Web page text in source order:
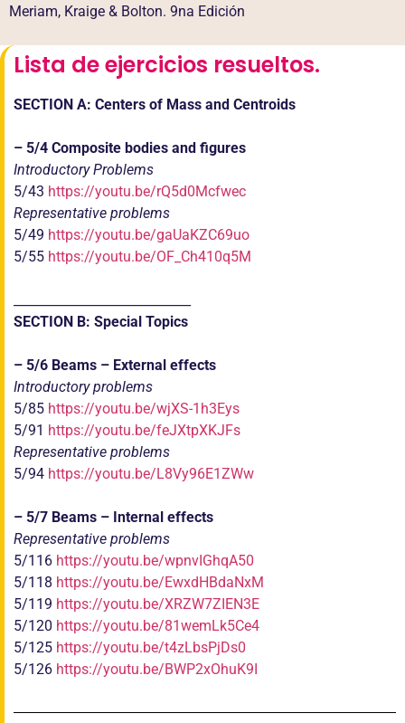
Meriam, Kraige & Bolton. 9na Edición
Lista de ejercicios resueltos.
SECTION A: Centers of Mass and Centroids
– 5/4 Composite bodies and figures
Introductory Problems
5/43 https://youtu.be/rQ5d0Mcfwec
Representative problems
5/49 https://youtu.be/gaUaKZC69uo
5/55 https://youtu.be/OF_Ch410q5M
SECTION B: Special Topics
– 5/6 Beams – External effects
Introductory problems
5/85 https://youtu.be/wjXS-1h3Eys
5/91 https://youtu.be/feJXtpXKJFs
Representative problems
5/94 https://youtu.be/L8Vy96E1ZWw
– 5/7 Beams – Internal effects
Representative problems
5/116 https://youtu.be/wpnvIGhqA50
5/118 https://youtu.be/EwxdHBdaNxM
5/119 https://youtu.be/XRZW7ZIEN3E
5/120 https://youtu.be/81wemLk5Ce4
5/125 https://youtu.be/t4zLbsPjDs0
5/126 https://youtu.be/BWP2xOhuK9I